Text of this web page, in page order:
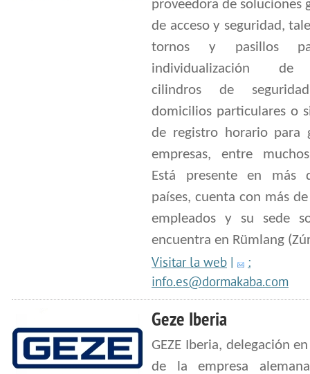
proveedora de soluciones
de acceso y seguridad,
tornos y pasillos
individualización de
cilindros de
domicilios particulares o
de registro horario para
empresas, entre
Está presente en más
países, cuenta con más
empleados y su sede
encuentra en Rümlang
Visitar la web |
:
info.es@dormakaba.com
Geze Iberia
GEZE Iberia, delegación
de la empresa alemana